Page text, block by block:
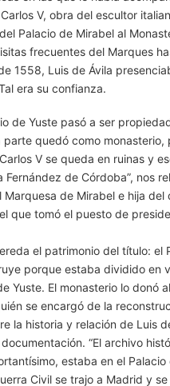
V, obra del escultor
Palacio de Mirabel al
frecuentes del Marques
1558, Luis de Ávila
era su confianza.
de Yuste pasó a ser
parte quedó como monasterio,
V se queda en ruinas y
Fernández de Córdoba”, nos
Marquesa de Mirabel e hija del
que tomó el puesto de
el patrimonio del título: el
porque estaba dividido en
Yuste. El monasterio lo donó
se encargó de la
la historia y relación de Luis
“El archivo
estaba en el Palacio
Civil se trajo a Madrid y